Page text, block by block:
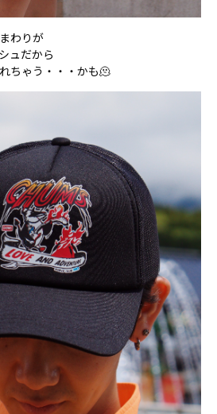
わりが
ュだから
ちゃう・・・かも🫠